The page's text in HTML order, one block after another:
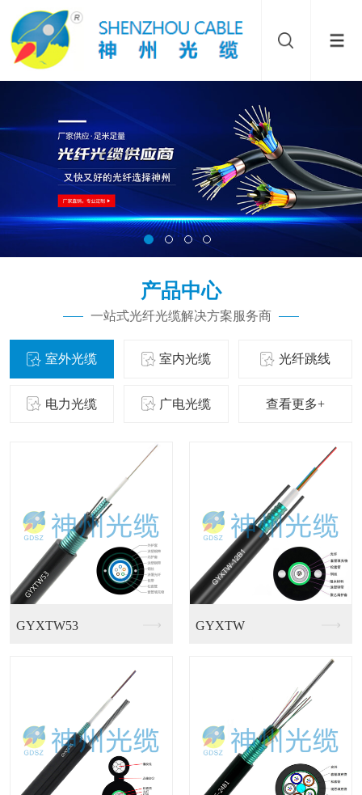
产品中心
一站式光纤光缆解决方案服务商
室外光缆 室内光缆 光纤跳线
电力光缆 广电光缆 查看更多+
GJFGV室内皮线光... GJFJKV-48芯...